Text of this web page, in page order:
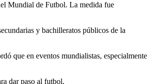
Mundial de Futbol. La medida fue
y bachilleratos públicos de la
que en eventos mundialistas, especialmente
dar paso al futbol.